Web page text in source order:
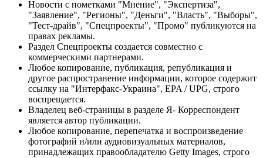
Новости с пометками "Мнение", "Экспертиза",
"Заявление", "Регионы", "Деньги", "Власть", "Выборы",
"Тест-драйв", "Спецпроекты", "Промо" публикуются на
правах рекламы.
Раздел Спецпроекты создается совместно с
коммерческими партнерами.
Любое копирование, публикация, републикация и
другое распространение информации, которое содержит
ссылку на "Интерфакс-Украина", EPA / UPG, строго
воспрещается.
Владелец веб-страницы в разделе Я- Корреспондент
является автор публикации.
Любое копирование, перепечатка и воспроизведение
фотографий и/или аудиовизуальных материалов,
принадлежащих правообладателю Getty Images, строго